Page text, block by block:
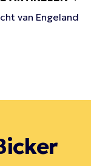
van Engeland